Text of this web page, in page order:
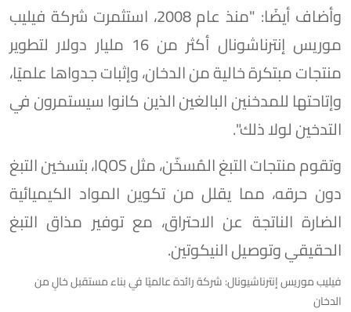
وأضاف أيضًا: "منذ عام 2008، استثمرت شركة فيليب
موريس إنترناشونال أكثر من 16 مليار دولار لتطوير
منتجات مبتكرة خالية من الدخان، وإثبات جدواها علميًا،
وإتاحتها للمدخنين البالغين الذين كانوا سيستمرون في
التدخين لولا ذلك".
وتقوم منتجات التبغ المُسخّن، مثل IQOS، بتسخين التبغ
دون حرقه، مما يقلل من تكوين المواد الكيميائية
الضارة الناتجة عن الاحتراق، مع توفير مذاق التبغ
الحقيقي وتوصيل النيكوتين.
فيليب موريس إنترناشيونال: شركة رائدة عالميًا في بناء مستقبل خالٍ من
الدخان